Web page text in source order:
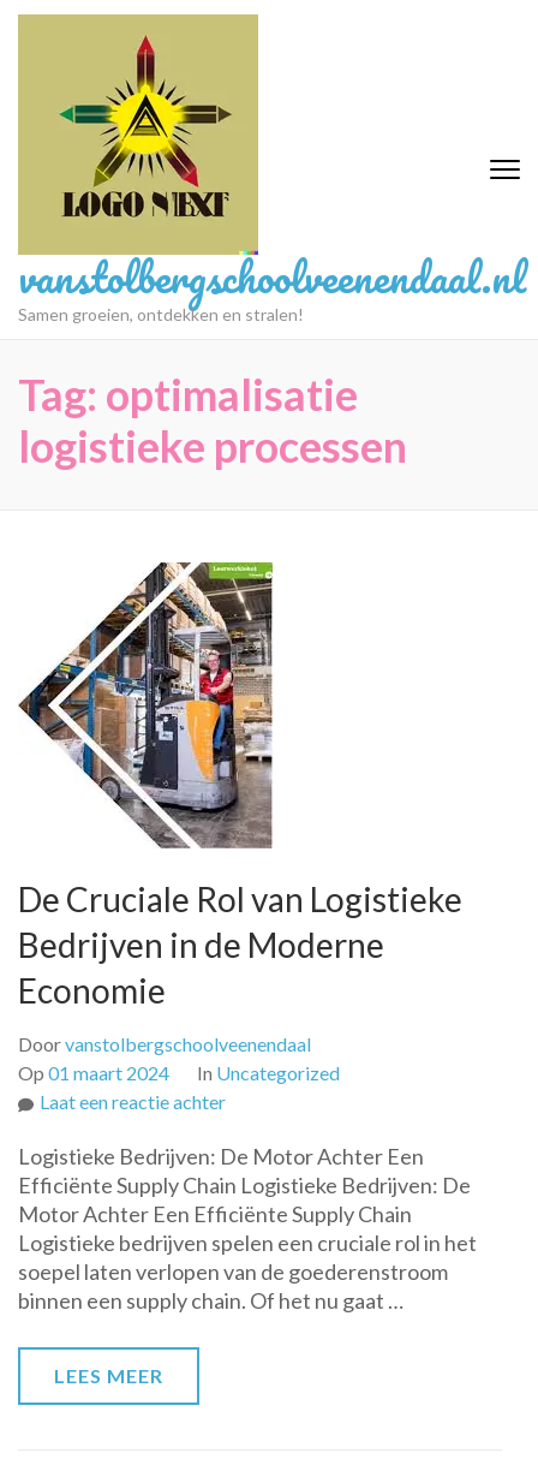
Ga
vanstolbergschoolveenendaal.nl
Samen groeien, ontdekken en stralen!
Tag: optimalisatie
logistieke processen
De Cruciale Rol van Logistieke
Bedrijven in de Moderne
Economie
Doorvanstolbergschoolveenendaal
Op 01 maart 2024 In Uncategorized
Laat een reactie achterop
Cruciale
Rol
van
Logistieke
Bedrijven
in
Logistieke Bedrijven: De Motor Achter Een
Efficiënte Supply Chain Logistieke Bedrijven: De
Motor Achter Een Efficiënte Supply Chain
Logistieke bedrijven spelen een cruciale rol in het
soepel laten verlopen van de goederenstroom
binnen een supply chain. Of het nu gaat …
LEES MEER